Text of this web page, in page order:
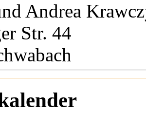
Andrea
Str. 44